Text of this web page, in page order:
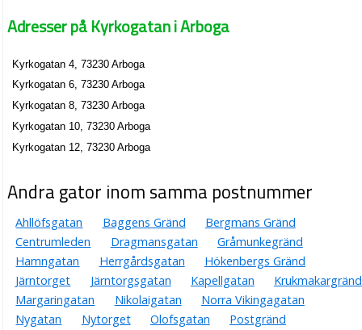
Adresser på Kyrkogatan i Arboga
Kyrkogatan 4, 73230 Arboga
Kyrkogatan 6, 73230 Arboga
Kyrkogatan 8, 73230 Arboga
Kyrkogatan 10, 73230 Arboga
Kyrkogatan 12, 73230 Arboga
Andra gator inom samma postnummer
Ahllöfsgatan Baggens Gränd
Bergmans Gränd
Centrumleden
Dragmansgatan
Gråmunkegränd
Hamngatan
Herrgårdsgatan
Hökenbergs Gränd
Järntorget
Järntorgsgatan Kapellgatan
Krukmakargränd
Margaringatan
Nikolaigatan
Norra Vikingagatan
Nygatan
Nytorget Olofsgatan
Postgränd